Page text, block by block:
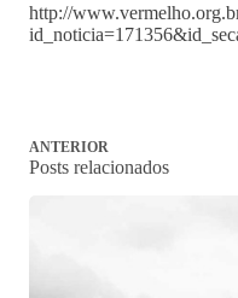
http://
ANTERIOR
Posts relacionados